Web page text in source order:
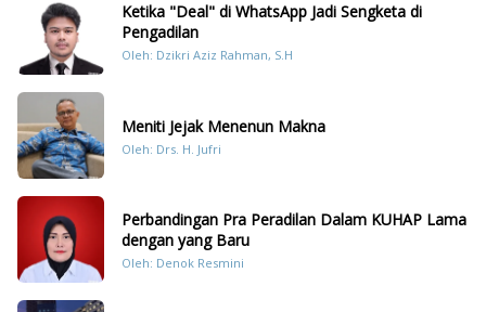
Ketika "Deal" di WhatsApp Jadi Sengketa di
Pengadilan
Oleh: Dzikri Aziz Rahman, S.H
Meniti Jejak Menenun Makna
Oleh: Drs. H. Jufri
Perbandingan Pra Peradilan Dalam KUHAP Lama
dengan yang Baru
Oleh: Denok Resmini